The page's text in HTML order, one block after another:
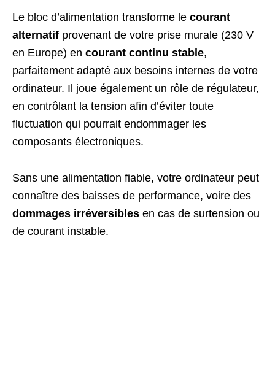
Le bloc d’alimentation transforme le courant
alternatif provenant de votre prise murale (230 V
en Europe) en courant continu stable,
parfaitement adapté aux besoins internes de votre
ordinateur. Il joue également un rôle de régulateur,
en contrôlant la tension afin d’éviter toute
fluctuation qui pourrait endommager les
composants électroniques.
Sans une alimentation fiable, votre ordinateur peut
connaître des baisses de performance, voire des
dommages irréversibles en cas de surtension ou
de courant instable.